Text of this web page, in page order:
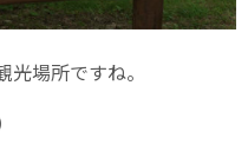
場所ですね。